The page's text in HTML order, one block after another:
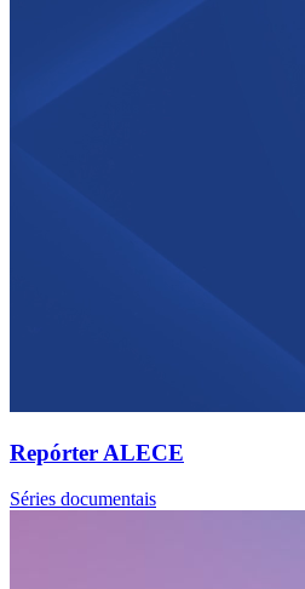
Repórter ALECE
Séries documentais